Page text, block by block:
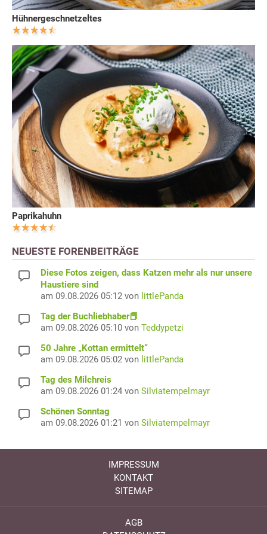
Hühnergeschnetzeltes
Paprikahuhn
NEUESTE FORENBEITRÄGE
Diese Fotos zeigen, dass Katzen mehr als nur unsere
Haustiere sind
am 09.08.2026 05:12 von littlePanda
Tag der Buchliebhaber📕
am 09.08.2026 05:10 von Teddypetzi
50 Jahre „Kottan ermittelt“
am 09.08.2026 05:02 von littlePanda
Tag des Milchreis
am 09.08.2026 01:24 von Silviatempelmayr
Schönen Sonntag
am 09.08.2026 01:21 von Silviatempelmayr
IMPRESSUM
KONTAKT
SITEMAP
AGB